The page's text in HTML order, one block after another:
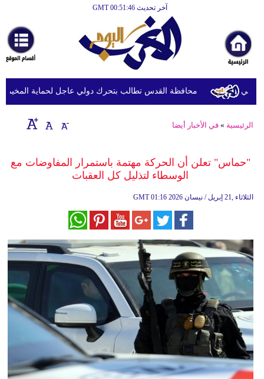
آخر تحديث GMT 00:51:46
أخبارعاجلة
رياضة
ثقافة
إقتصاد
وموسيقى
سياحة
وسفر
ديكور
أخبار
البرلمان
المغربي
محافظة القدس تطالب بتحرك دولي عاجل لحماية المخيمات
الرئيسية »في الأخبار أيضا
"حماس" تعلن أن الحركة مهتمة باستمرار المفاوضات مع
الوسطاء لتذليل كل العقبات
GMT 01:16 2026 الثلاثاء ,21 إبريل / نيسان